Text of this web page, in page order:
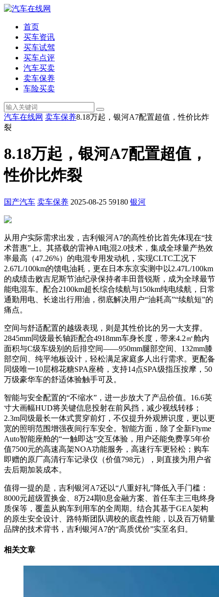
首页
买车资讯
买车试驾
买车点评
汽车买卖
卖车保养
车险买卖
汽车在线网 卖车保养8.18万起，银河A7配置超值，性价比炸
裂
8.18万起，银河A7配置超值，
性价比炸裂
国产汽车 卖车保养 2025-08-25 59180 银河
从用户实际需求出发，吉利银河A7的高性价比首先体现在“技
术普惠”上。其搭载的雷神AI电混2.0技术，集成全球量产热效
率最高（47.26%）的电混专用发动机，实现CLTC工况下
2.67L/100km的馈电油耗，更在日本东京实测中以2.47L/100km
的成绩击败吉尼斯节油纪录保持者丰田普锐斯，成为全球最节
能电混车。配合2100km超长综合续航与150km纯电续航，日常
通勤用电、长途出行用油，彻底解决用户“油耗高”“续航短”的
痛点。
空间与舒适配置的越级表现，则是其性价比的另一大支撑。
2845mm同级最长轴距配合4918mm车身长度，带来4.2㎡舱内
面积与C级车级别的后排空间——950mm腿部空间、132mm膝
部空间、纯平地板设计，轻松满足家庭多人出行需求。更配备
同级唯一10层棉花糖SPA座椅，支持14点SPA级指压按摩，50
万级豪华车的舒适体验触手可及。
智能与安全配置的“不缩水”，进一步放大了产品价值。16.6英
寸大画幅HUD将关键信息投射在前风挡，减少视线转移；
2.3m同级最长一体式贯穿前灯，不仅提升外观辨识度，更以更
宽的照明范围增强夜间行车安全。智能方面，除了全新Flyme
Auto智能座舱的“一触即达”交互体验，用户还能免费享5年价
值7500元的高速高架NOA功能服务，高速行车更轻松；购车
即赠的原厂高清行车记录仪（价值798元），则直接为用户省
去后期加装成本。
值得一提的是，吉利银河A7还以“八重好礼”降低入手门槛：
8000元超级置换金、8万24期0息金融方案、首任车主三电终身
质保等，覆盖从购车到用车的全周期。结合其基于GEA架构
的原生安全设计、路特斯团队调校的底盘性能，以及百万销量
品牌的技术背书，吉利银河A7的“高质优价”实至名归。
相关文章